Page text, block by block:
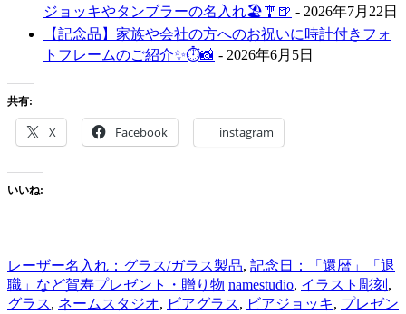
ジョッキやタンブラーの名入れ🏖️🎐🍺 - 2026年7月22日
【記念品】家族や会社の方へのお祝いに時計付きフォ
トフレームのご紹介✨⏱📸 - 2026年6月5日
共有:
X Facebook instagram
いいね:
レーザー名入れ：グラス/ガラス製品, 記念日：「還暦」「退
職」など賀寿プレゼント・贈り物 namestudio, イラスト彫刻 ,
グラス, ネームスタジオ, ビアグラス, ビアジョッキ, プレゼン